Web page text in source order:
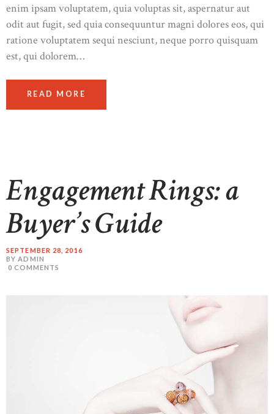
enim ipsam voluptatem, quia voluptas sit, aspernatur aut
odit aut fugit, sed quia consequuntur magni dolores eos, qui
ratione voluptatem sequi nesciunt, neque porro quisquam
est, qui dolorem…
READ MORE
Engagement Rings: a
Buyer’s Guide
SEPTEMBER 28, 2016
BY ADMIN
0 COMMENTS